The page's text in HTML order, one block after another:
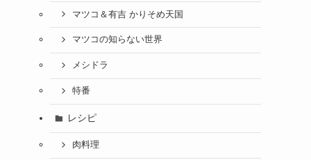
マツコ＆有吉 かりそめ天国
マツコの知らない世界
メシドラ
特番
レシピ
肉料理